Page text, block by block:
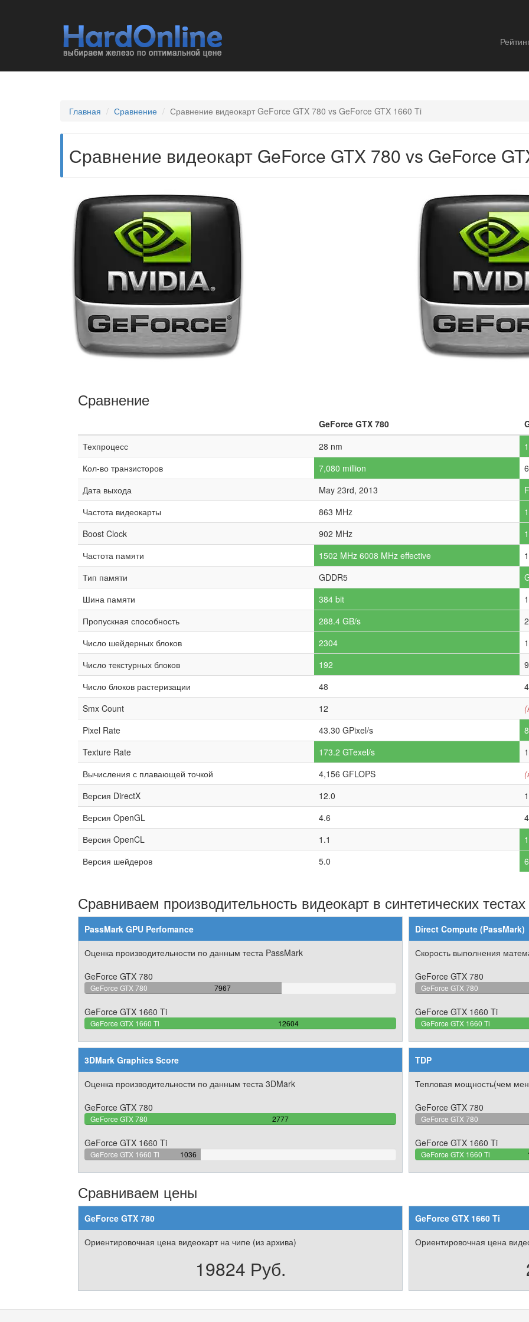
Главная Сравнение Сравнение видеокарт GeForce GTX 780 vs GeForce GTX 1660 Ti
Сравнение видеокарт GeForce GTX 780 vs GeForce
Сравнение
GeForce GTX 780
Техпроцесс
28 nm
Кол-во транзисторов
7,080 million
Дата выхода
May 23rd, 2013
Частота видеокарты
863 MHz
Boost Clock
902 MHz
Частота памяти
1502 MHz 6008 MHz effective
Тип памяти
GDDR5
Шина памяти
384 bit
Пропускная способность
288.4 GB/s
Число шейдерных блоков
2304
Число текстурных блоков
192
Число блоков растеризации
48
Smx Count
12
Pixel Rate
43.30 GPixel/s
Texture Rate
173.2 GTexel/s
Вычисления с плавающей точкой
4,156 GFLOPS
Версия DirectX
12.0
Версия OpenGL
4.6
Версия OpenCL
1.1
Версия шейдеров
5.0
Сравниваем производительность видеокарт в синтетических тестах
PassMark GPU Perfomance
Оценка производительности по данным теста PassMark
GeForce GTX 780
GeForce GTX 780 7967
63.210092034275%
GeForce GTX 1660 Ti
GeForce GTX 1660 Ti 12604
100%
3DMark Graphics Score
Оценка производительности по данным теста 3DMark
GeForce GTX 780
GeForce GTX 780 2777
100%
GeForce GTX 1660 Ti
GeForce GTX 1660 Ti 1036
37.306445804825%
Direct Compute (PassMark)
Скорость выполнения
GeForce GTX 780
GeForce GTX 780
GeForce GTX 1660 Ti
GeForce GTX 1660 Ti
TDP
Тепловая мощность(чем
GeForce GTX 780
GeForce GTX 780
GeForce GTX 1660 Ti
GeForce GTX 1660 Ti
Сравниваем цены
GeForce GTX 780
Ориентировочная цена видеокарт на чипе (из архива)
19824 Руб.
GeForce GTX 1660 Ti
Ориентировочная цена